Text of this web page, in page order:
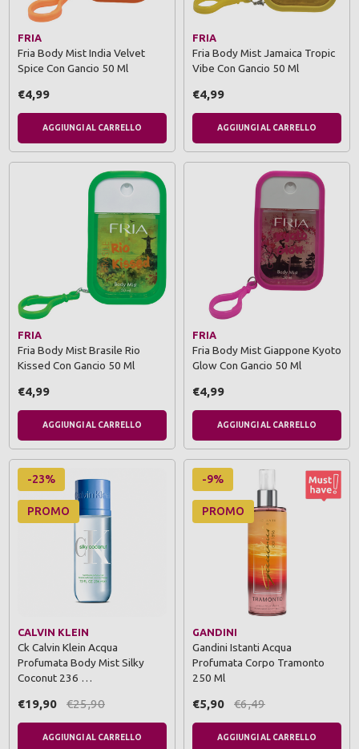
FRIA
Fria Body Mist India Velvet
Spice Con Gancio 50 Ml
€4,99
AGGIUNGI AL CARRELLO
FRIA
Fria Body Mist Jamaica Tropic
Vibe Con Gancio 50 Ml
€4,99
AGGIUNGI AL CARRELLO
FRIA
Fria Body Mist Brasile Rio
Kissed Con Gancio 50 Ml
€4,99
AGGIUNGI AL CARRELLO
FRIA
Fria Body Mist Giappone Kyoto
Glow Con Gancio 50 Ml
€4,99
AGGIUNGI AL CARRELLO
-23%
PROMO
CALVIN KLEIN
Ck Calvin Klein Acqua
Profumata Body Mist Silky
Coconut 236 …
€19,90 €25,90
AGGIUNGI AL CARRELLO
-9%
PROMO
GANDINI
Gandini Istanti Acqua
Profumata Corpo Tramonto
250 Ml
€5,90 €6,49
AGGIUNGI AL CARRELLO